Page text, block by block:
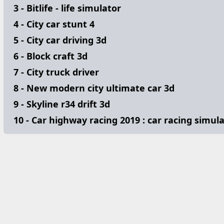
3 - Bitlife - life simulator
4 - City car stunt 4
5 - City car driving 3d
6 - Block craft 3d
7 - City truck driver
8 - New modern city ultimate car 3d
9 - Skyline r34 drift 3d
10 - Car highway racing 2019 : car racing